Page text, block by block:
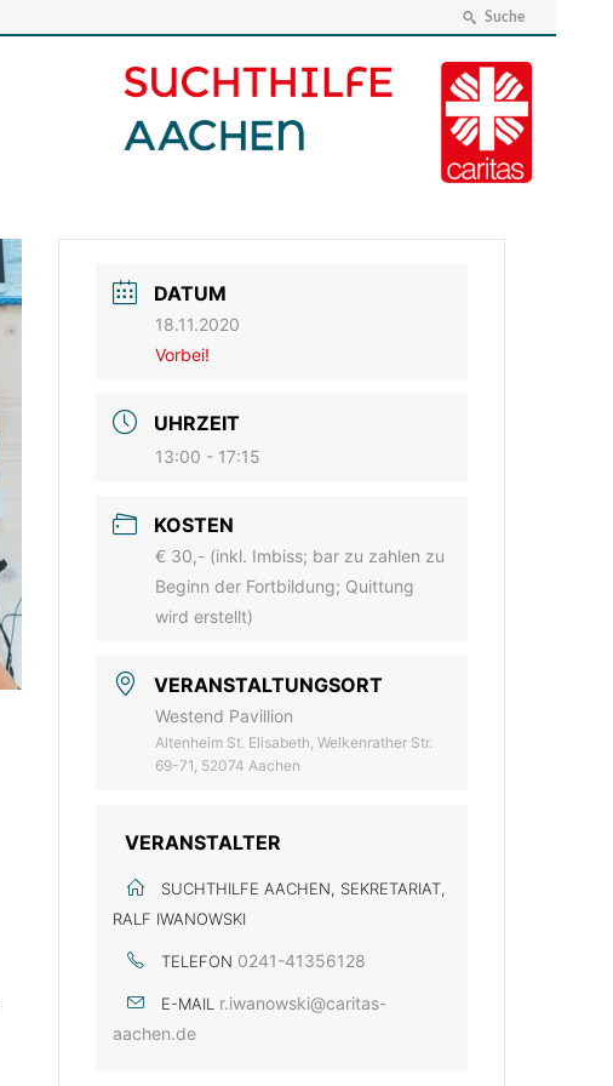
Suche
DATUM
18.11.2020
Vorbei!
UHRZEIT
13:00 - 17:15
KOSTEN
€ 30,- (inkl. Imbiss; bar zu zahlen zu
Beginn der Fortbildung; Quittung
wird erstellt)
VERANSTALTUNGSORT
Westend Pavillion
Altenheim St. Elisabeth, Welkenrather Str.
69-71, 52074 Aachen
VERANSTALTER
SUCHTHILFE AACHEN, SEKRETARIAT,
RALF IWANOWSKI
TELEFON 0241-41356128
E-MAIL r.iwanowski@caritas-
aachen.de